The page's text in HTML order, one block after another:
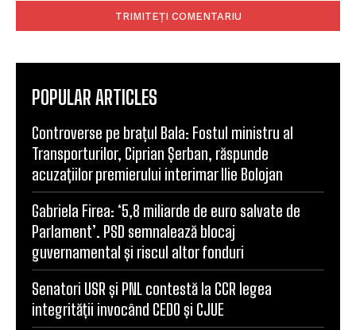
POPULAR ARTICLES
Controverse pe brațul Bala: Fostul ministru al
Transporturilor, Ciprian Șerban, răspunde
acuzațiilor premierului interimar Ilie Bolojan
Gabriela Firea: ‘5,8 miliarde de euro salvate de
Parlament’. PSD semnalează blocaj
guvernamental și riscul altor fonduri
Senatori USR și PNL contestă la CCR legea
integrității invocând CEDO și CJUE